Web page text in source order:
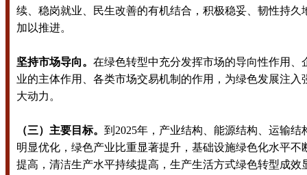
续、稳岗就业、民生改善的有机结合，积极稳妥、韧性持久
加以推进。
坚持市场导向。 在绿色转型中充分发挥市场的导向性作用、
业的主体作用、各类市场交易机制的作用，为绿色发展注入
大动力。
（三）主要目标。 到2025年，产业结构、能源结构、运输结
明显优化，绿色产业比重显著提升，基础设施绿色化水平不
提高，清洁生产水平持续提高，生产生活方式绿色转型成效